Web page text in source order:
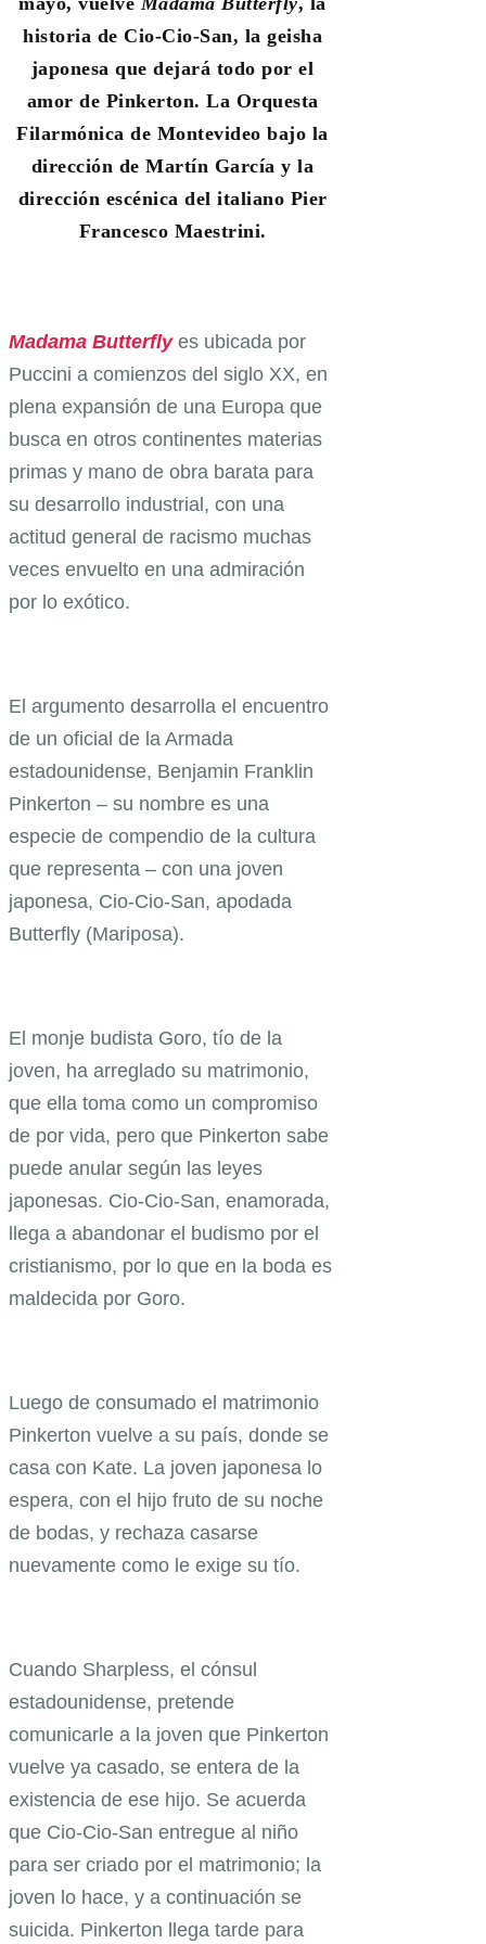
historia de Cio-Cio-San, la geisha
japonesa que dejará todo por el
amor de Pinkerton. La Orquesta
Filarmónica de Montevideo bajo la
dirección de Martín García y la
dirección escénica del italiano Pier
Francesco Maestrini.
Madama Butterflyes ubicada por
Puccini a comienzos del siglo XX, en
plena expansión de una Europa que
busca en otros continentes materias
primas y mano de obra barata para
su desarrollo industrial, con una
actitud general de racismo muchas
veces envuelto en una admiración
por lo exótico.
El argumento desarrolla el encuentro
de un oficial de la Armada
estadounidense, Benjamin Franklin
Pinkerton – su nombre es una
especie de compendio de la cultura
que representa – con una joven
japonesa, Cio-Cio-San, apodada
Butterfly (Mariposa).
El monje budista Goro, tío de la
joven, ha arreglado su matrimonio,
que ella toma como un compromiso
de por vida, pero que Pinkerton sabe
puede anular según las leyes
japonesas. Cio-Cio-San, enamorada,
llega a abandonar el budismo por el
cristianismo, por lo que en la boda es
maldecida por Goro.
Luego de consumado el matrimonio
Pinkerton vuelve a su país, donde se
casa con Kate. La joven japonesa lo
espera, con el hijo fruto de su noche
de bodas, y rechaza casarse
nuevamente como le exige su tío.
Cuando Sharpless, el cónsul
estadounidense, pretende
comunicarle a la joven que Pinkerton
vuelve ya casado, se entera de la
existencia de ese hijo. Se acuerda
que Cio-Cio-San entregue al niño
para ser criado por el matrimonio; la
joven lo hace, y a continuación se
suicida. Pinkerton llega tarde para